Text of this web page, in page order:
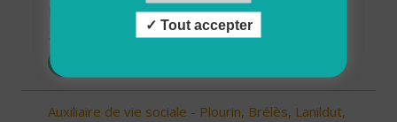
Possibilité de CDI ou CDD
Auxiliaire de vie sociale - Plourin, Brélès, Lanildut,
Tout accepter